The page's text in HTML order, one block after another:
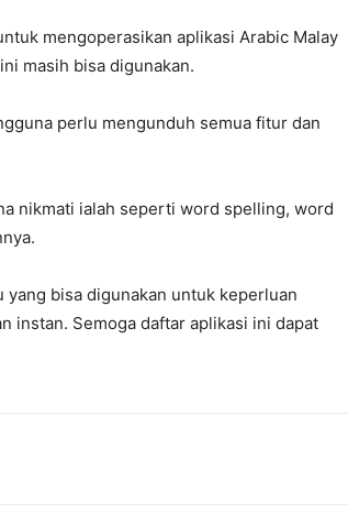
mengoperasikan aplikasi Arabic Malay
masih bisa digunakan.
perlu mengunduh semua fitur dan
nikmati ialah seperti word spelling, word
bisa digunakan untuk keperluan
instan. Semoga daftar aplikasi ini dapat